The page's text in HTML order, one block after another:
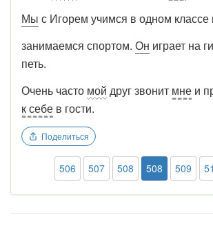
Мы с Игорем учимся в одном классе
занимаемся спортом. Он играет на
петь.
Очень часто мой друг звонит мне и
к себе в гости.
Поделиться
506 507 508 508 509